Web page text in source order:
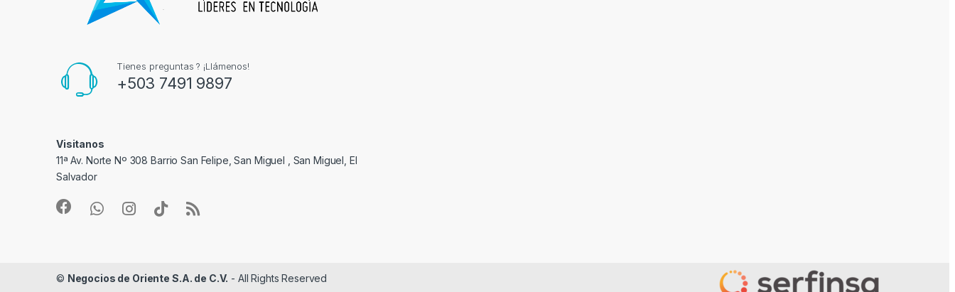
Tienes preguntas ? ¡Llámenos!
+503 7491 9897
Visitanos
11ª Av. Norte Nº 308 Barrio San Felipe, San Miguel , San Miguel, El
Salvador
© Negocios de Oriente S.A. de C.V. - All Rights Reserved